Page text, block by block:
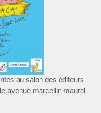
au salon des éditeurs
avenue marcellin maurel